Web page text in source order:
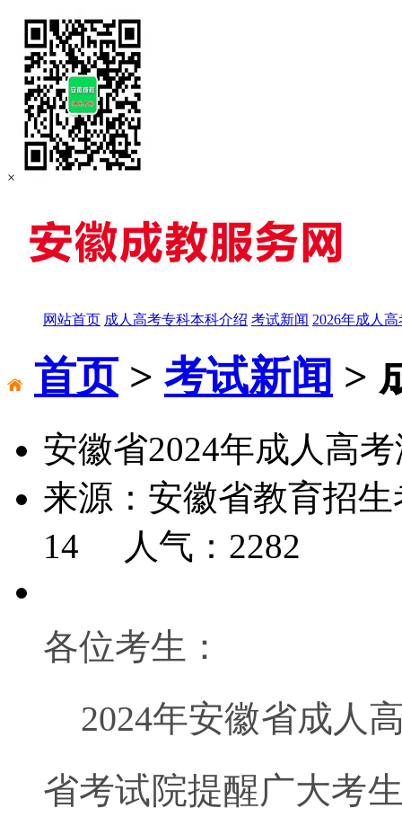
×
网站首页 成人高考专科本科介绍 考试新闻 2026年成人
首页> 考试新闻 >
安徽省2024年成人高
来源：安徽省教育招
14 人气： 2282
各位考生：
2024年安徽省成人
省考试院提醒广大考